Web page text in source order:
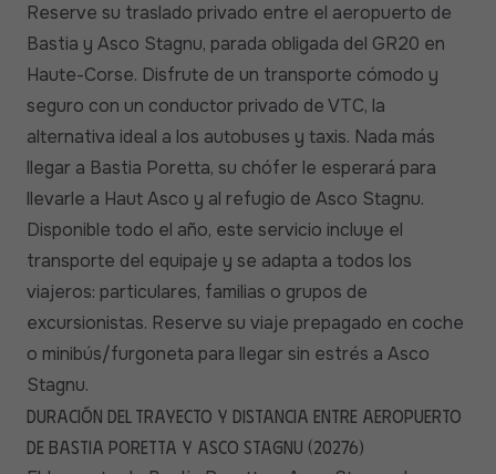
Reserve su traslado privado entre el aeropuerto de
Bastia y Asco Stagnu, parada obligada del GR20 en
Haute-Corse. Disfrute de un transporte cómodo y
seguro con un conductor privado de VTC, la
alternativa ideal a los autobuses y taxis. Nada más
llegar a Bastia Poretta, su chófer le esperará para
llevarle a Haut Asco y al refugio de Asco Stagnu.
Disponible todo el año, este servicio incluye el
transporte del equipaje y se adapta a todos los
viajeros: particulares, familias o grupos de
excursionistas. Reserve su viaje prepagado en coche
o minibús/furgoneta para llegar sin estrés a Asco
Stagnu.
Duración del trayecto y distancia entre Aeropuerto
de Bastia Poretta y Asco Stagnu (20276)